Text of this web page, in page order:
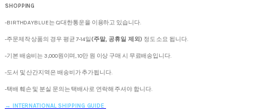
SHOPPING
-BIRTHDAYBLUE는 CJ대한통운을 이용하고 있습니다.
-주문제작 상품의 경우 평균 7-14일(주말, 공휴일 제외) 정도 소요 됩니다.
-기본 배송비는 3,000원이며, 10만 원 이상 구매 시 무료배송입니다.
-도서 및 산간지역은 배송비가 추가됩니다.
-택배 훼손 및 분실 문의는 택배사로 연락해 주셔야 합니다.
→ INTERNATIONAL SHIPPING GUIDE